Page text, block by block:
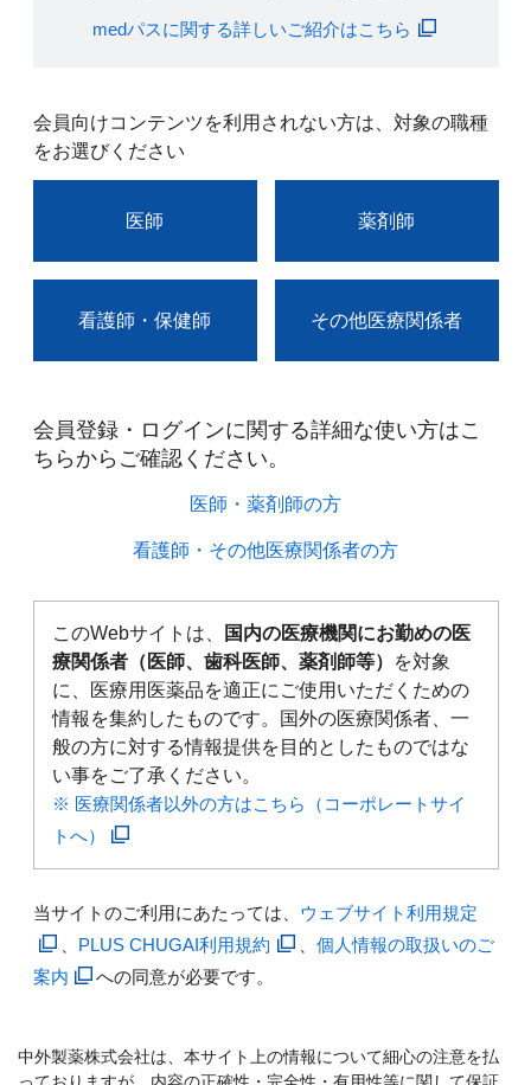
medパスに関する詳しいご紹介はこちら
会員向けコンテンツを利用されない方は、対象の職種
をお選びください
医師 薬剤師
看護師・保健師 その他医療関係者
会員登録・ログインに関する詳細な使い方はこ
ちらからご確認ください。​
医師・薬剤師の方​
看護師・その他医療関係者の方​
このWebサイトは、
国内の医療機関にお勤めの医
療関係者（医師、歯科医師、薬剤師等）
を対象
に、医療用医薬品を適正にご使用いただくための
情報を集約したものです。国外の医療関係者、一
般の方に対する情報提供を目的としたものではな
い事をご了承ください。
※ 医療関係者以外の方はこちら（コーポレートサイ
トへ）
当サイトのご利用にあたっては、 ウェブサイト利用規定
PLUS CHUGAI利用規約
個人情報の取扱いのご
案内
への同意が必要です。
中外製薬株式会社は、本サイト上の情報について細心の注意を払
っておりますが、内容の正確性・完全性・有用性等に関して保証